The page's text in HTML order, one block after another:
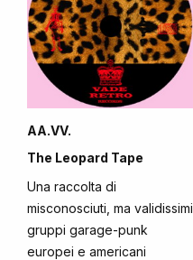
AA.VV.
The Leopard Tape
Una raccolta di
misconosciuti, ma validissimi
gruppi garage-punk
europei e americani